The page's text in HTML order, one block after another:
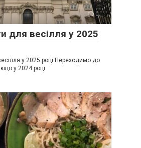
0
для весілля у 2025
у 2025 році Переходимо до
у 2024 році